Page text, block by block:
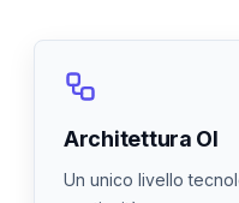
Architettura OI
Un unico livello